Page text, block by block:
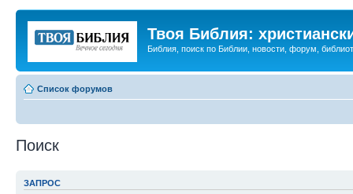
Твоя Библия:
Библия, поиск по Библии, новости, форум,
Список форумов
Поиск
ЗАПРОС